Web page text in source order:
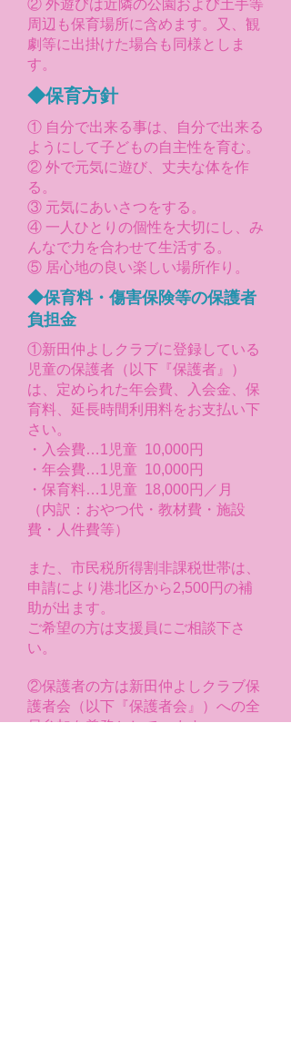
② 外遊びは近隣の公園および土手等
周辺も保育場所に含めます。又、観
劇等に出掛けた場合も同様としま
す。
◆保育方針
① 自分で出来る事は、自分で出来る
ようにして子どもの自主性を育む。
② 外で元気に遊び、丈夫な体を作
る。
③ 元気にあいさつをする。
④ 一人ひとりの個性を大切にし、み
んなで力を合わせて生活する。
⑤ 居心地の良い楽しい場所作り。
◆保育料・傷害保険等の保護者
負担金
①新田仲よしクラブに登録している
児童の保護者（以下『保護者』）
は、定められた年会費、入会金、保
育料、延長時間利用料をお支払い下
さい。
・入会費…1児童 10,000円
・年会費…1児童 10,000円
・保育料…1児童 18,000円／月
（内訳：おやつ代・教材費・施設
費・人件費等）
また、市民税所得割非課税世帯は、
申請により港北区から2,500円の補
助が出ます。
ご希望の方は支援員にご相談下さ
い。
②保護者の方は新田仲よしクラブ保
護者会（以下『保護者会』）への全
員参加を義務としています。